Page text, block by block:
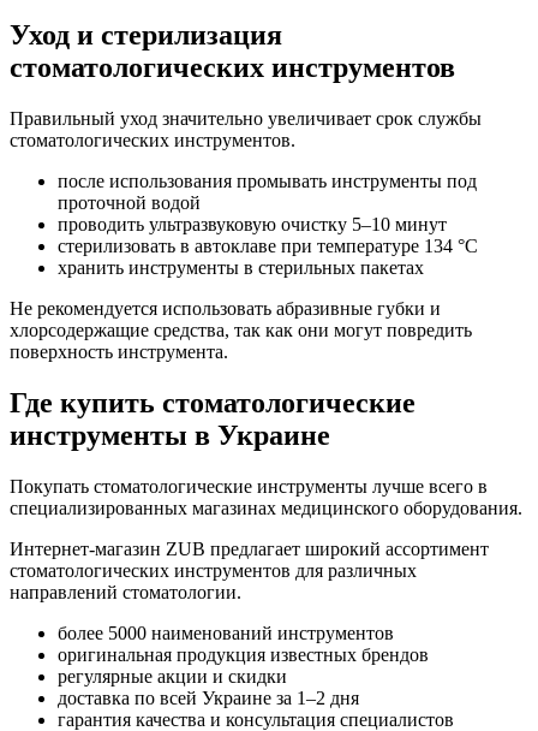
Уход и стерилизация
стоматологических инструментов
Правильный уход значительно увеличивает срок службы
стоматологических инструментов.
после использования промывать инструменты под
проточной водой
проводить ультразвуковую очистку 5–10 минут
стерилизовать в автоклаве при температуре 134 °C
хранить инструменты в стерильных пакетах
Не рекомендуется использовать абразивные губки и
хлорсодержащие средства, так как они могут повредить
поверхность инструмента.
Где купить стоматологические
инструменты в Украине
Покупать стоматологические инструменты лучше всего в
специализированных магазинах медицинского оборудования.
Интернет-магазин ZUB предлагает широкий ассортимент
стоматологических инструментов для различных
направлений стоматологии.
более 5000 наименований инструментов
оригинальная продукция известных брендов
регулярные акции и скидки
доставка по всей Украине за 1–2 дня
гарантия качества и консультация специалистов